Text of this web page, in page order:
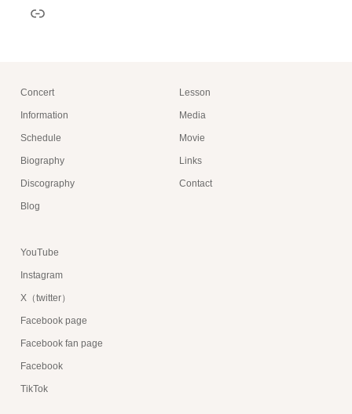
リンク
Concert
Information
Schedule
Biography
Discography
Blog
Lesson
Media
Movie
Links
Contact
YouTube
Instagram
X（twitter）
Facebook page
Facebook fan page
Facebook
TikTok